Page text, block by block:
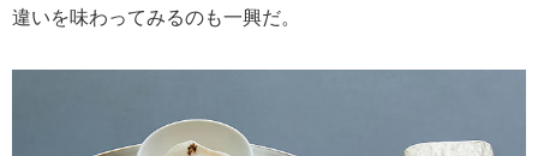
違いを味わってみるのも一興だ。